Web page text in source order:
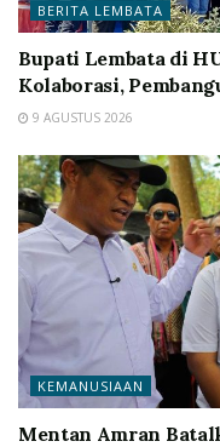
BERITA LEMBATA
Bupati Lembata di
Kolaborasi,
9 AGUSTUS 2026
KEMANUSIAAN
Mentan Amran